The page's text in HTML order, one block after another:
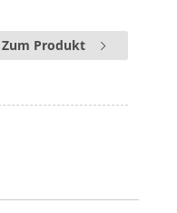
Zum Produkt